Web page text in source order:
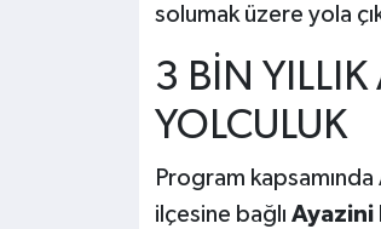
solumak üzere yola
3 BİN YILLIK
YOLCULUK
Program
ilçesine bağlı Ayazini